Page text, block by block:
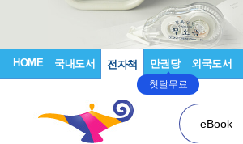
HOME 국내도서 전자책 만권당
첫달무료
외국도서
eBook